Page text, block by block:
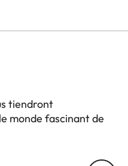
tiendront
monde fascinant de